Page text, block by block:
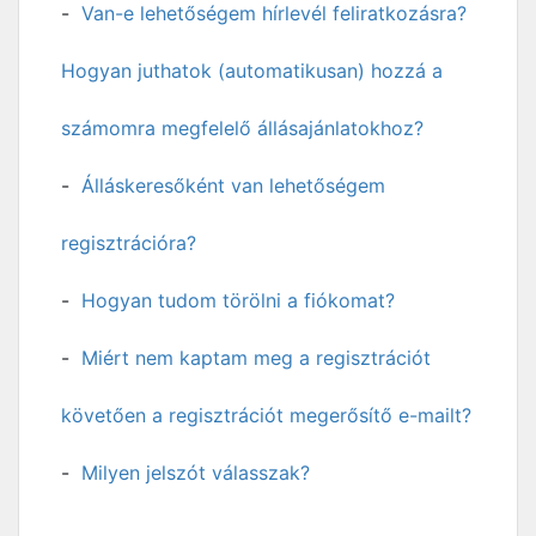
Van-e lehetőségem hírlevél feliratkozásra?
Hogyan juthatok (automatikusan) hozzá a
számomra megfelelő állásajánlatokhoz?
Álláskeresőként van lehetőségem
regisztrációra?
Hogyan tudom törölni a fiókomat?
Miért nem kaptam meg a regisztrációt
követően a regisztrációt megerősítő e-mailt?
Milyen jelszót válasszak?